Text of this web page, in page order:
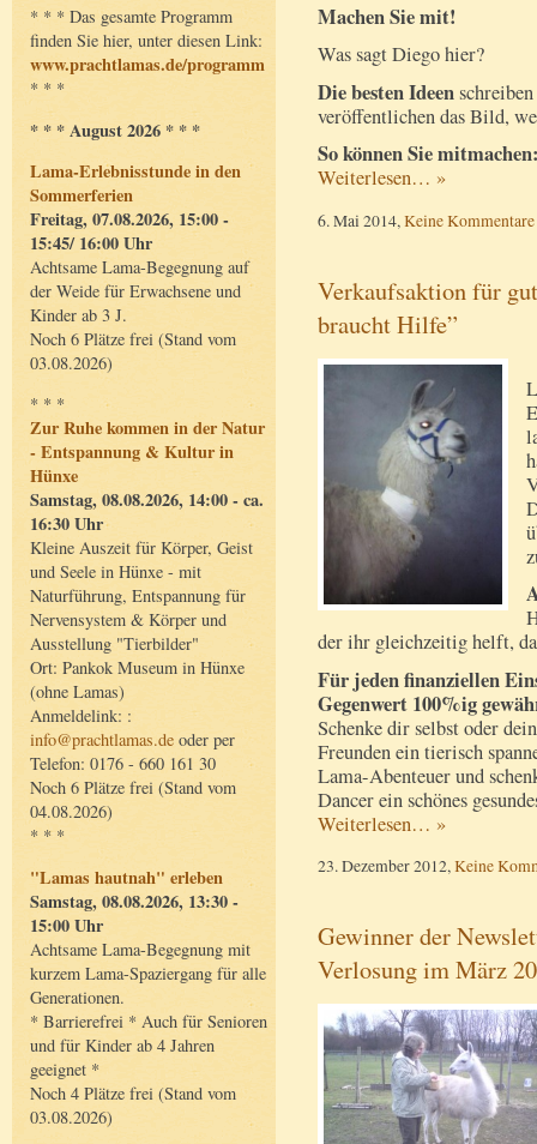
* * * Das gesamte Programm
finden Sie hier, unter diesen Link:
www.prachtlamas.de/programm
* * *
* * * August 2026 * * *
Lama-Erlebnisstunde in den
Sommerferien
Freitag, 07.08.2026, 15:00 -
15:45/ 16:00 Uhr
Achtsame Lama-Begegnung auf
der Weide für Erwachsene und
Kinder ab 3 J.
Noch 6 Plätze frei (Stand vom
03.08.2026)
* * *
Zur Ruhe kommen in der Natur
- Entspannung & Kultur in
Hünxe
Samstag, 08.08.2026, 14:00 - ca.
16:30 Uhr
Kleine Auszeit für Körper, Geist
und Seele in Hünxe - mit
Naturführung, Entspannung für
Nervensystem & Körper und
Ausstellung "Tierbilder"
Ort: Pankok Museum in Hünxe
(ohne Lamas)
Anmeldelink: :
info@prachtlamas.de oder per
Telefon: 0176 - 660 161 30
Noch 6 Plätze frei (Stand vom
04.08.2026)
* * *
"Lamas hautnah" erleben
Samstag, 08.08.2026, 13:30 -
15:00 Uhr
Achtsame Lama-Begegnung mit
kurzem Lama-Spaziergang für alle
Generationen.
* Barrierefrei * Auch für Senioren
und für Kinder ab 4 Jahren
geeignet *
Noch 4 Plätze frei (Stand vom
03.08.2026)
Machen Sie mit!
Was sagt Diego hier?
Die besten Ideen
veröffentlichen das Bild,
So können Sie
Weiterlesen… »
6. Mai 2014, Keine Kommentare
Verkaufsaktion für
braucht Hilfe”
der ihr gleichzeitig helft,
Für jeden finanziellen
Gegenwert 100%ig
Schenke dir selbst oder
Freunden ein tierisch
Lama-Abenteuer und
Dancer ein schönes
Weiterlesen… »
23. Dezember 2012,Keine
Gewinner der
Verlosung im März